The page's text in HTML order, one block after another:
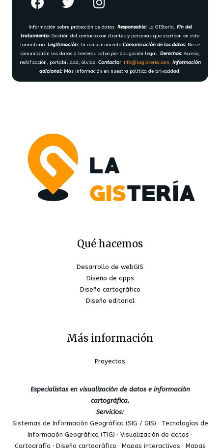
Información sobre protección de datos. Responsable:La GIStería. Fin del
tratamiento: Gestión del contacto con clientes y personas que escriben en este
formulario. Legitimación: Tu consentimiento Comunicación de los datos: No se
comunicarán los datos a terceros salvo por obligación legal. Derechos:Acceso,
rectificación, portabilidad, olvido. Contacto: info@lagisteria.com. Información
adicional: Más información en nuestra política de privacidad.
Qué hacemos
Desarrollo de webGIS
Diseño de apps
Diseño cartográfico
Diseño editorial
Más información
Proyectos
Especialistas en visualización de datos e información
cartográfica.
Servicios:
Sistemas de Información Geográfica (SIG / GIS) · Tecnologías de
Información Geográfica (TIG) · Visualización de datos ·
Cartografía · Diseño cartográfico · Mapas interactivos · Mapas